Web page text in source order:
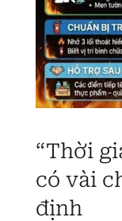
“Thời
có vài
định